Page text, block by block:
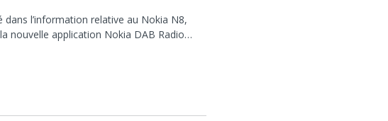
dans l’information relative au Nokia N8,
nouvelle application Nokia DAB Radio…